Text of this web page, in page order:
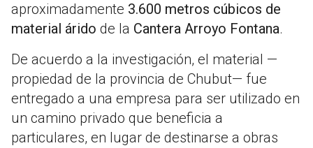
aproximadamente 3.600 metros cúbicos de
material árido de la Cantera Arroyo Fontana.
De acuerdo a la investigación, el material —
propiedad de la provincia de Chubut— fue
entregado a una empresa para ser utilizado en
un camino privado que beneficia a
particulares, en lugar de destinarse a obras